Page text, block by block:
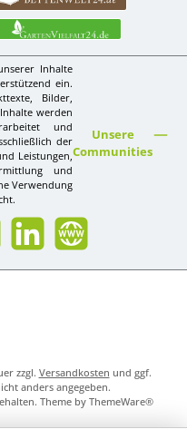
Inhalte
ein.
Bilder,
werden
und
der
Leistungen,
und
Verwendung
Unsere
Communities
LinkedIn Website
zzgl. Versandkosten und ggf.
anders angegeben.
Theme byThemeWare®